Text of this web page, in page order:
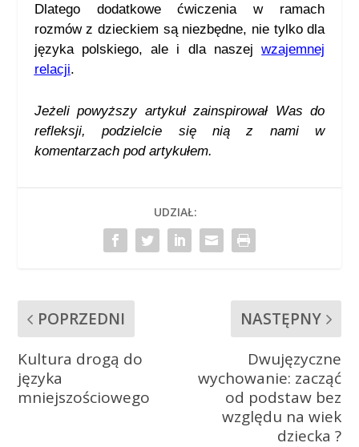
Dlatego dodatkowe ćwiczenia w ramach
rozmów z dzieckiem są niezbędne, nie tylko dla
języka polskiego, ale i dla naszejwzajemnej
relacji.
Jeżeli powyższy artykuł zainspirował Was do
refleksji, podzielcie się niąz nami w
komentarzach pod artykułem.
UDZIAŁ:
POPRZEDNI
Kultura drogą do
języka
mniejszościowego
NASTĘPNY
Dwujęzyczne
wychowanie: zacząć
od podstaw bez
względu na wiek
dziecka ?